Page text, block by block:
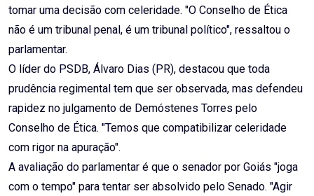
tomar uma decisão com celeridade. "O Conselho de Ética
não é um tribunal penal, é um tribunal político", ressaltou o
parlamentar.
O líder do PSDB, Álvaro Dias (PR), destacou que toda
prudência regimental tem que ser observada, mas defendeu
rapidez no julgamento de Demóstenes Torres pelo
Conselho de Ética. "Temos que compatibilizar celeridade
com rigor na apuração".
A avaliação do parlamentar é que o senador por Goiás "joga
com o tempo" para tentar ser absolvido pelo Senado. "Agir